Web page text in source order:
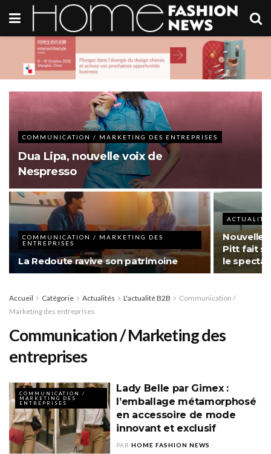
COMMUNICATION / MARKETING DES ENTREPRISES
Dua Lipa, nouvelle voix de
Nespresso
COMMUNICATION / MARKETING DES
ENTREPRISES
La Redoute ravive son patrimoine
Nouvelle
Pitt fait
le
Accueil Catégorie Actualités L'actualité B2B
Communication /
Marketing des entreprises
Communication / Marketing des
entreprises
COMMUNICATION /
MARKETING DES
ENTREPRISES
Lady Belle par Gimex :
l’emballage métamorphosé
en accessoire de mode
innovant et exclusif
PAR HOME FASHION NEWS